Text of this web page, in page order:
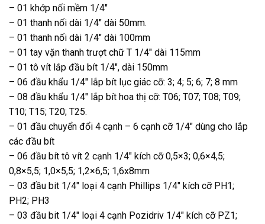
– 01 khớp nối mềm 1/4″
– 01 thanh nối dài 1/4″ dài 50mm.
– 01 thanh nối dài 1/4″ dài 100mm
– 01 tay vặn thanh trượt chữ T 1/4″ dài 115mm
– 01 tô vít lắp đầu bít 1/4″, dài 150mm
– 06 đầu khẩu 1/4″ lắp bít lục giác cỡ: 3; 4; 5; 6; 7; 8 mm
– 08 đầu khẩu 1/4″ lắp bít hoa thị cỡ: T06; T07; T08; T09;
T10; T15; T20; T25.
– 01 đầu chuyển đổi 4 cạnh – 6 cạnh cỡ 1/4″ dùng cho lắp
các đầu bít
– 06 đầu bít tô vít 2 cạnh 1/4″ kích cỡ 0,5×3; 0,6×4,5;
0,8×5,5; 1,0×5,5; 1,2×6,5; 1,6x8mm
– 03 đầu bit 1/4″ loại 4 cạnh Phillips 1/4″ kích cỡ PH1;
PH2; PH3
– 03 đầu bit 1/4″ loại 4 cạnh Pozidriv 1/4″ kích cỡ PZ1;